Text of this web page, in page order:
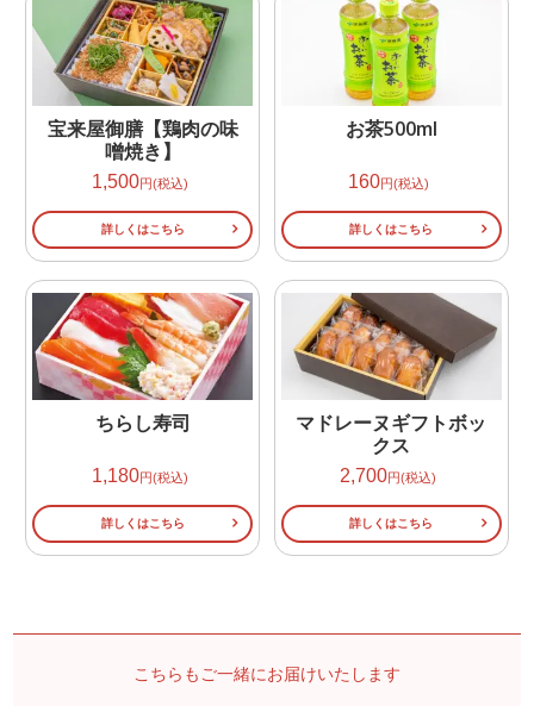
宝来屋御膳【鶏肉の味
噌焼き】
1,500円(税込)
詳しくはこちら
お茶500ml
160円(税込)
詳しくはこちら
ちらし寿司
1,180円(税込)
詳しくはこちら
マドレーヌギフトボッ
クス
2,700円(税込)
詳しくはこちら
こちらもご一緒にお届けいたします